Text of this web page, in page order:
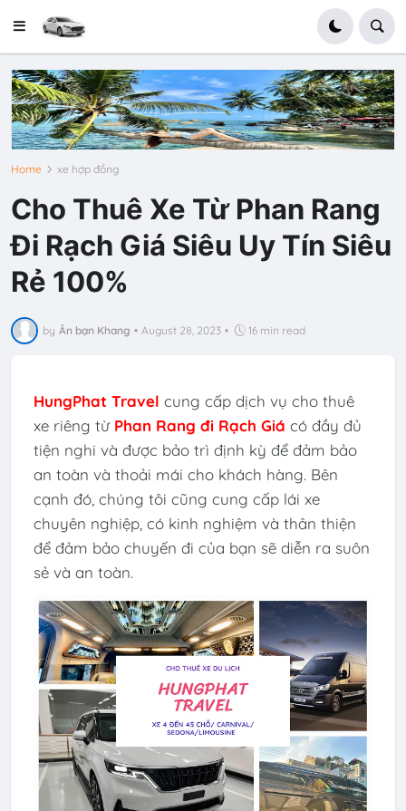
Home xe hợp đồng
Cho Thuê Xe Từ Phan Rang
Đi Rạch Giá Siêu Uy Tín Siêu
Rẻ 100%
by Ân bạn Khang • August 28, 2023 • 16 min read
HungPhat Travel cung cấp dịch vụ cho thuê
xe riêng từ Phan Rang đi Rạch Giá có đầy đủ
tiện nghi và được bảo trì định kỳ để đảm bảo
an toàn và thoải mái cho khách hàng. Bên
cạnh đó, chúng tôi cũng cung cấp lái xe
chuyên nghiệp, có kinh nghiệm và thân thiện
để đảm bảo chuyến đi của bạn sẽ diễn ra suôn
sẻ và an toàn.